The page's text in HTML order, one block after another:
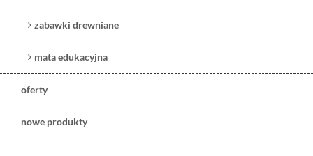
zabawki drewniane
mata edukacyjna
oferty
nowe produkty